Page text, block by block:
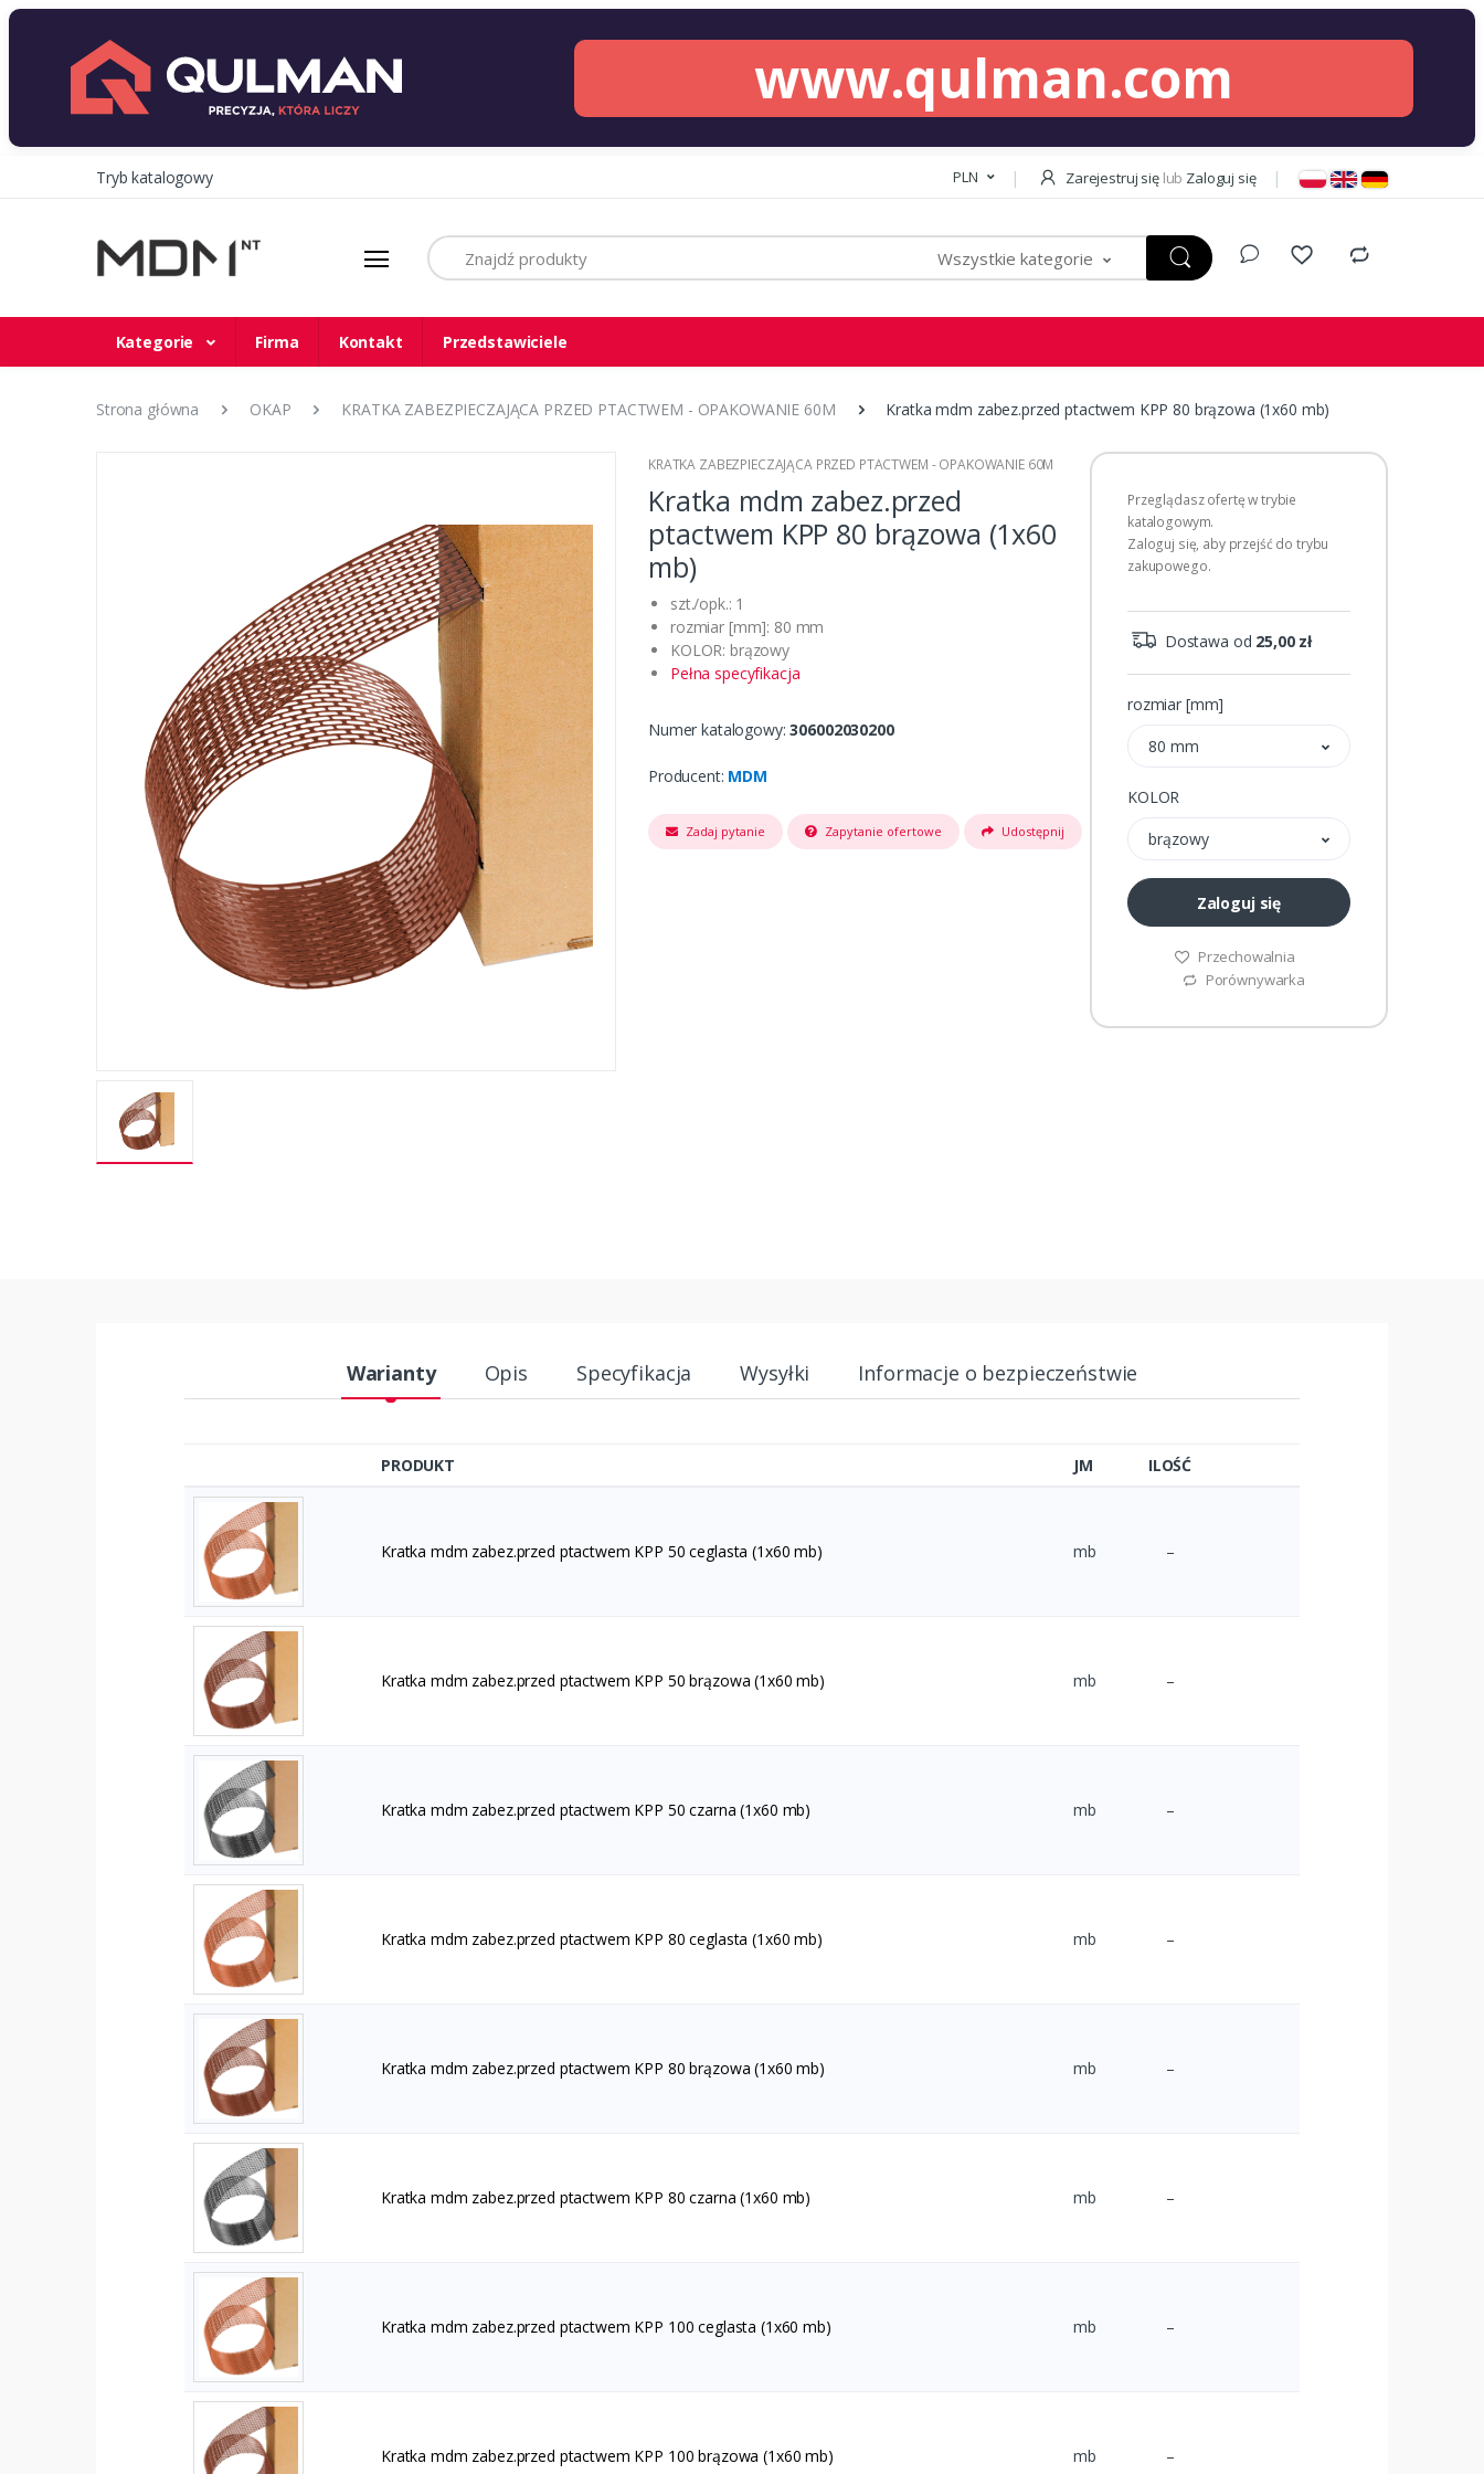
www.qulman.com
Tryb katalogowy PLN Zarejestruj się lub Zaloguj się
Szukaj
Wszystkie kategorie
Kategorie Firma Kontakt Przedstawiciele
Strona główna OKAP KRATKA ZABEZPIECZAJĄCA PRZED PTACTWEM - OPAKOWANIE 60M Kratka mdm zabez.przed ptactwem KPP 80 brązowa (1x60 mb)
KRATKA ZABEZPIECZAJĄCA PRZED PTACTWEM - OPAKOWANIE 60M
Kratka mdm zabez.przed
ptactwem KPP 80 brązowa (1x60
mb)
szt./opk.: 1
rozmiar [mm]: 80 mm
KOLOR: brązowy
Pełna specyfikacja
Numer katalogowy:306002030200
Producent: MDM
Zadaj pytanie Zapytanie ofertowe Udostępnij
Przeglądasz ofertę w trybie
katalogowym.
Zaloguj się, aby przejść do trybu
zakupowego.
Dostawa od 25,00 zł
rozmiar [mm]
80 mm
KOLOR
brązowy
Zaloguj się
Przechowalnia
Porównywarka
Warianty Opis Specyfikacja Wysyłki Informacje o bezpieczeństwie
PRODUKT JM ILOŚĆ
Kratka mdm zabez.przed ptactwem KPP 50 ceglasta (1x60 mb) mb –
Kratka mdm zabez.przed ptactwem KPP 50 brązowa (1x60 mb) mb –
Kratka mdm zabez.przed ptactwem KPP 50 czarna (1x60 mb) mb –
Kratka mdm zabez.przed ptactwem KPP 80 ceglasta (1x60 mb) mb –
Kratka mdm zabez.przed ptactwem KPP 80 brązowa (1x60 mb) mb –
Kratka mdm zabez.przed ptactwem KPP 80 czarna (1x60 mb) mb –
Kratka mdm zabez.przed ptactwem KPP 100 ceglasta (1x60 mb) mb –
Kratka mdm zabez.przed ptactwem KPP 100 brązowa (1x60 mb) mb –